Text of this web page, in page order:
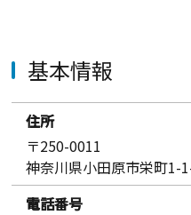
基本情報
住所
〒250-0011
神奈川県小田原市栄町1-
電話番号